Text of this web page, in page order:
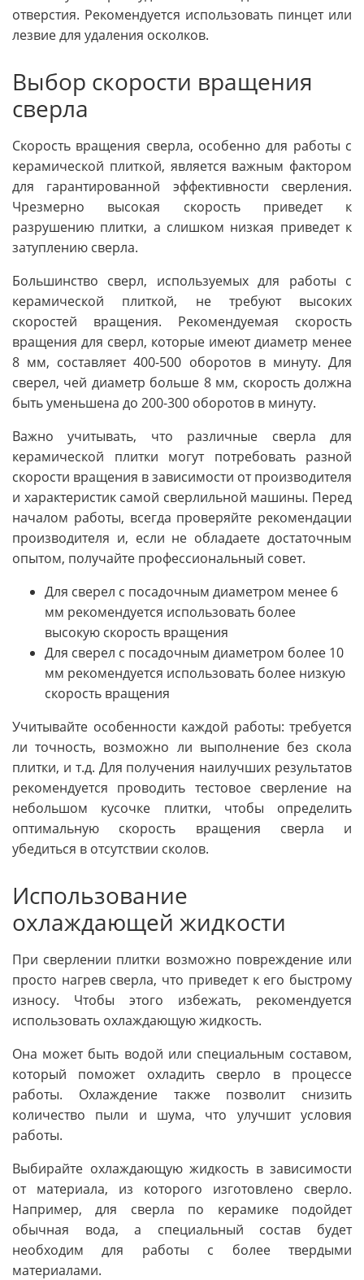
отверстия. Рекомендуется использовать пинцет или
лезвие для удаления осколков.
Выбор скорости вращения
сверла
Скорость вращения сверла, особенно для работы с
керамической плиткой, является важным фактором
для гарантированной эффективности сверления.
Чрезмерно высокая скорость приведет к
разрушению плитки, а слишком низкая приведет к
затуплению сверла.
Большинство сверл, используемых для работы с
керамической плиткой, не требуют высоких
скоростей вращения. Рекомендуемая скорость
вращения для сверл, которые имеют диаметр менее
8 мм, составляет 400-500 оборотов в минуту. Для
сверел, чей диаметр больше 8 мм, скорость должна
быть уменьшена до 200-300 оборотов в минуту.
Важно учитывать, что различные сверла для
керамической плитки могут потребовать разной
скорости вращения в зависимости от производителя
и характеристик самой сверлильной машины. Перед
началом работы, всегда проверяйте рекомендации
производителя и, если не обладаете достаточным
опытом, получайте профессиональный совет.
Для сверел с посадочным диаметром менее 6
мм рекомендуется использовать более
высокую скорость вращения
Для сверел с посадочным диаметром более 10
мм рекомендуется использовать более низкую
скорость вращения
Учитывайте особенности каждой работы: требуется
ли точность, возможно ли выполнение без скола
плитки, и т.д. Для получения наилучших результатов
рекомендуется проводить тестовое сверление на
небольшом кусочке плитки, чтобы определить
оптимальную скорость вращения сверла и
убедиться в отсутствии сколов.
Использование
охлаждающей жидкости
При сверлении плитки возможно повреждение или
просто нагрев сверла, что приведет к его быстрому
износу. Чтобы этого избежать, рекомендуется
использовать охлаждающую жидкость.
Она может быть водой или специальным составом,
который поможет охладить сверло в процессе
работы. Охлаждение также позволит снизить
количество пыли и шума, что улучшит условия
работы.
Выбирайте охлаждающую жидкость в зависимости
от материала, из которого изготовлено сверло.
Например, для сверла по керамике подойдет
обычная вода, а специальный состав будет
необходим для работы с более твердыми
материалами.